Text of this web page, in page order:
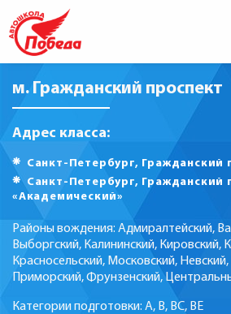
м. Гражданский проспект
Адрес класса:
Санкт-Петербург, Гражданский
Санкт-Петербург, Гражданский
«Академический»
Районы вождения: Адмиралтейский,
Выборгский, Калининский, Кировский,
Красносельский, Московский,
Приморский, Фрунзенский,
Категории подготовки: А, В, ВС, ВЕ